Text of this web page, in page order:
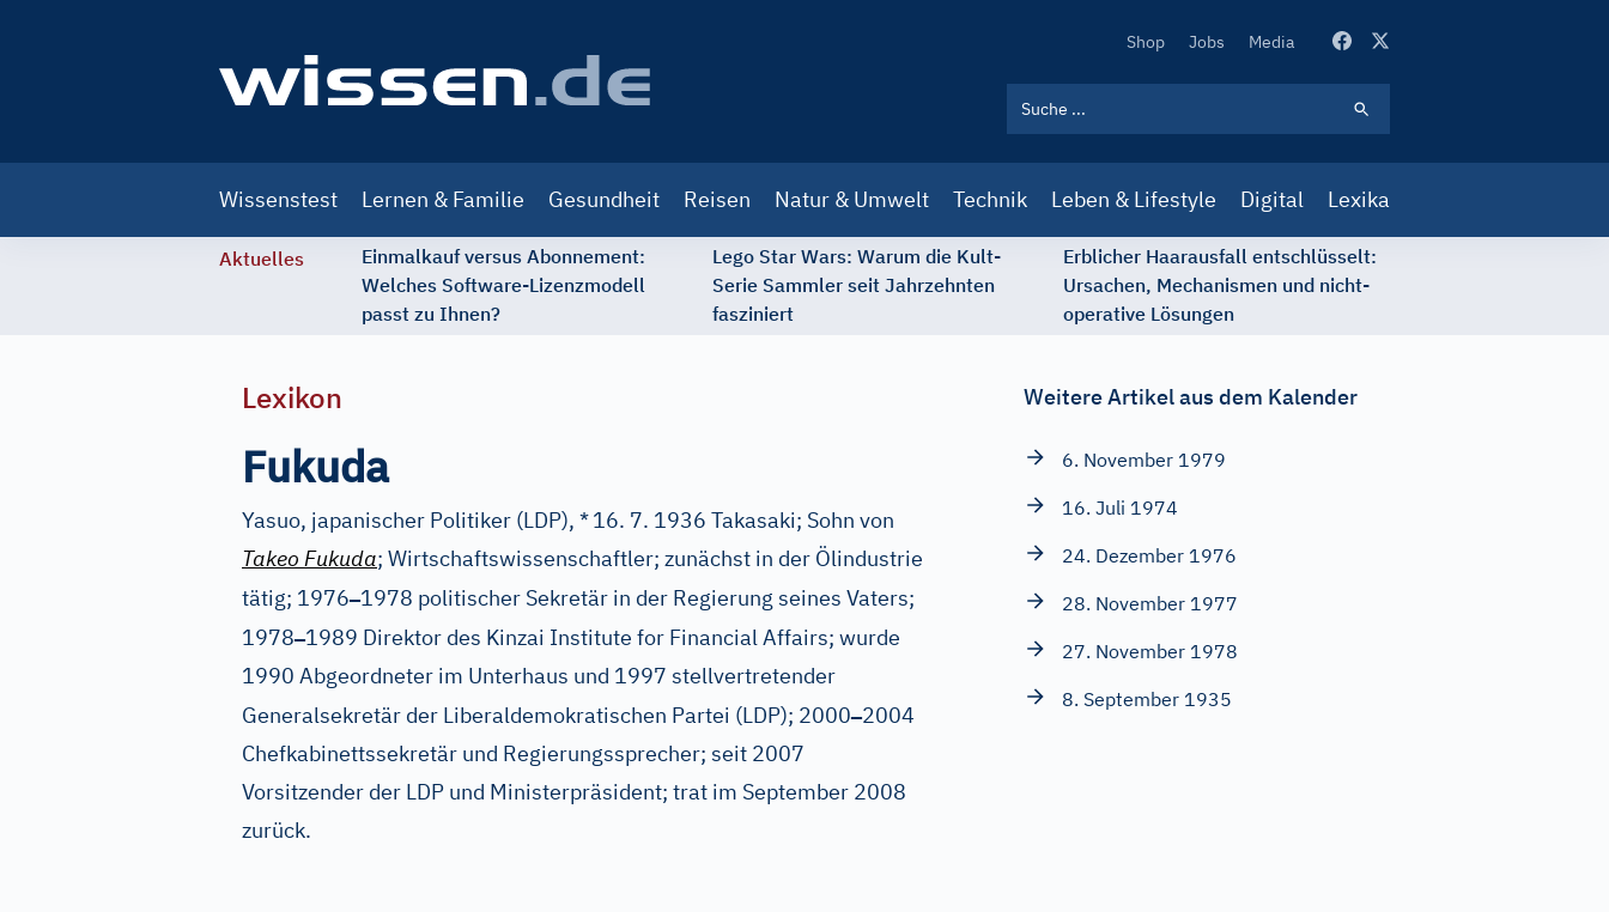
Secondary
Shop Jobs Media
navigation
Wissenstest Lernen & Familie Gesundheit Reisen Natur & Umwelt Technik Leben & Lifestyle Digital Lexika
Aktuelles
Einmalkauf versus Abonnement:
Welches Software-Lizenzmodell
passt zu Ihnen?
Lego Star Wars: Warum die Kult-
Serie Sammler seit Jahrzehnten
fasziniert
Erblicher Haarausfall entschlüsselt:
Ursachen, Mechanismen und nicht-
operative Lösungen
Lexikon
Fukuda
Yasuo, japanischer Politiker (LDP), *16. 7. 1936 Takasaki; Sohn von
Takeo Fukuda; Wirtschaftswissenschaftler; zunächst in der Ölindustrie
tätig; 1976–1978 politischer Sekretär in der Regierung seines Vaters;
1978–1989 Direktor des Kinzai Institute for Financial Affairs; wurde
1990 Abgeordneter im Unterhaus und 1997 stellvertretender
Generalsekretär der Liberaldemokratischen Partei (LDP); 2000–2004
Chefkabinettssekretär und Regierungssprecher; seit 2007
Vorsitzender der LDP und Ministerpräsident; trat im September 2008
zurück.
Weitere Artikel aus dem Kalender
6. November 1979
16. Juli 1974
24. Dezember 1976
28. November 1977
27. November 1978
8. September 1935